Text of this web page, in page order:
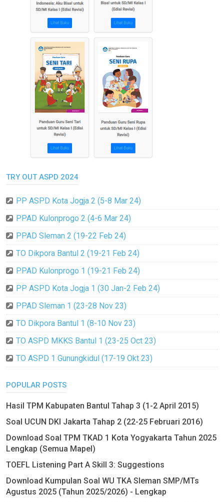
TRY OUT ASPD 2024
PP ASPD Kota Jogja 2 (5-8 Mar 24)
PPAD Kulonprogo 2 (4-6 Mar 24)
PPAD Sleman 2 (19-22 Feb 24)
TO Dikpora Bantul 2 (19-21 Feb 24)
PPAD Kulonprogo 1 (19-21 Feb 24)
PP ASPD Kota Jogja 1 (30 Jan-2 Feb 24)
PPAD Sleman 1 (23-28 Nov 23)
TO Dikpora Bantul 1 (8-10 Nov 23)
TO ASPD MKKS Bantul 1 (23-25 Oct 23)
TO ASPD 1 Gunungkidul (17-19 Okt 23)
POPULAR POSTS
Hasil TPM Kabupaten Bantul Tahap 3 (1-2 April 2015)
Soal UCUN DKI Jakarta Tahap 2 (22-25 Februari 2016)
Download Soal TPM TKAD 1 Kota Yogyakarta Tahun 2025
Lengkap (Semua Mapel)
TOEFL Listening Part A Skill 3: Suggestions
Download Kumpulan Soal WU TKA Sleman SMP/MTs
Agustus 2025 (Tahun 2025/2026) - Lengkap